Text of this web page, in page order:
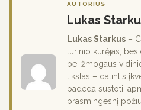
AUTORIUS
Lukas
Lukas Starkus –
turinio kūrėjas,
bei žmogaus
tikslas – dalintis
padeda sustoti,
prasmingesnį